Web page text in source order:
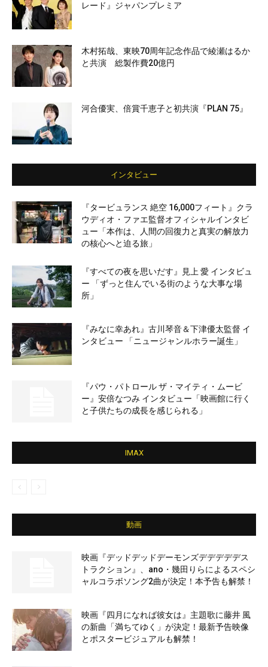
レード』ジャパンプレミア
木村拓哉、東映70周年記念作品で綾瀬はるか
と共演 総製作費20億円
河合優実、倍賞千恵子と初共演『PLAN 75』
インタビュー
『タービュランス 絶空 16,000フィート』クラ
ウディオ・ファエ監督オフィシャルインタビ
ュー「本作は、人間の回復力と真実の解放力
の核心へと迫る旅」
『すべての夜を思いだす』見上 愛 インタビュ
ー 「ずっと住んでいる街のような大事な場
所」
『みなに幸あれ』古川琴音＆下津優太監督 イ
ンタビュー 「ニュージャンルホラー誕生」
『パウ・パトロール ザ・マイティ・ムービ
ー』安倍なつみ インタビュー「映画館に行く
と子供たちの成長を感じられる」
IMAX
動画
映画『デッドデッドデーモンズデデデデデス
トラクション』、ano・幾田りらによるスペシ
ャルコラボソング2曲が決定！本予告も解禁！
映画『四月になれば彼女は』主題歌に藤井 風
の新曲「満ちてゆく」が決定！最新予告映像
とポスタービジュアルも解禁！